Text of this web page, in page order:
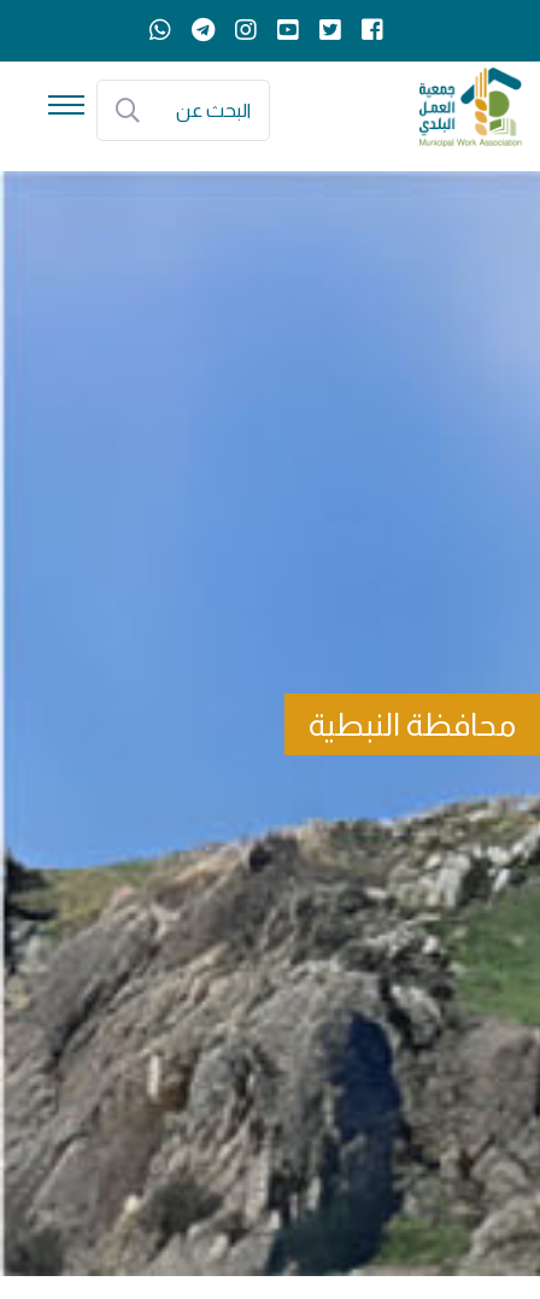
البحث عن
محافظة النبطية